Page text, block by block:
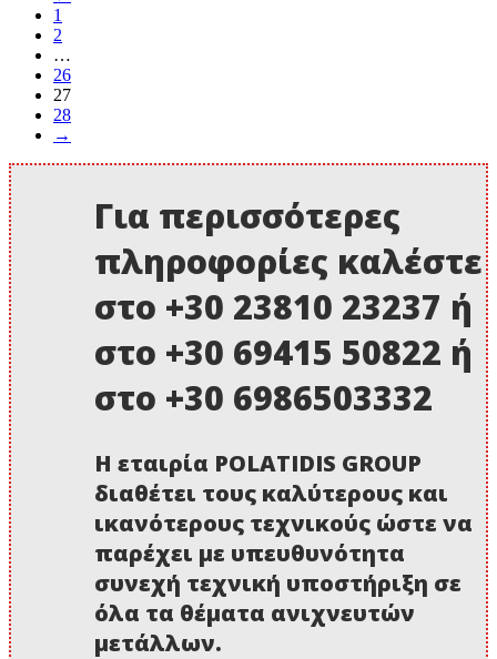
1
2
…
26
27
28
→
Για περισσότερες
πληροφορίες καλέστε
στο +30 23810 23237 ή
στο +30 69415 50822 ή
στο +30 6986503332
Η εταιρία POLATIDIS GROUP
διαθέτει τους καλύτερους και
ικανότερους τεχνικούς ώστε να
παρέχει με υπευθυνότητα
συνεχή τεχνική υποστήριξη σε
όλα τα θέματα ανιχνευτών
μετάλλων.